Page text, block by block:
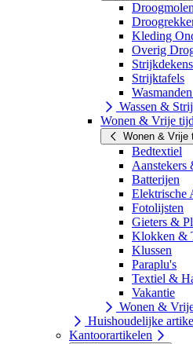
Kleding
Overig
Strijkdekens
Strijktafels
Wassen &
Wonen & Vrije tijd
Wonen & Vrije
Bedtextiel
Aanstekers
Batterijen
Elektrische
Fotolijsten
Gieters &
Klokken &
Klussen
Paraplu's
Textiel &
Vakantie
Wonen &
Huishoudelijke
Kantoorartikelen